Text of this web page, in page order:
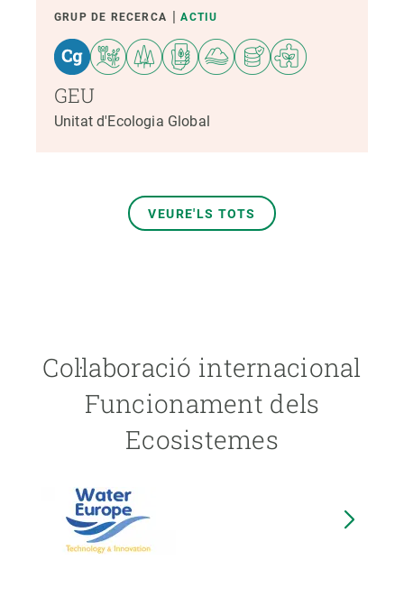
GRUP DE RECERCA ACTIU
GEU
Unitat d'Ecologia Global
VEURE'LS TOTS
Col·laboració internacional
Funcionament dels
Ecosistemes
Image